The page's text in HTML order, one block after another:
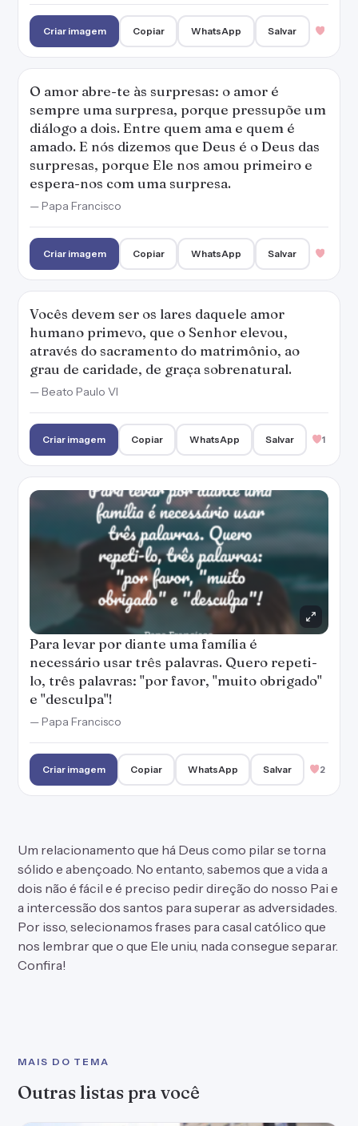
Criar imagem Copiar WhatsApp Salvar
O amor abre-te às surpresas: o amor é
sempre uma surpresa, porque pressupõe um
diálogo a dois. Entre quem ama e quem é
amado. E nós dizemos que Deus é o Deus das
surpresas, porque Ele nos amou primeiro e
espera-nos com uma surpresa.
— Papa Francisco
Criar imagem Copiar WhatsApp Salvar
Vocês devem ser os lares daquele amor
humano primevo, que o Senhor elevou,
através do sacramento do matrimônio, ao
grau de caridade, de graça sobrenatural.
— Beato Paulo VI
Criar imagem Copiar WhatsApp Salvar 1
Para levar por diante uma família é
necessário usar três palavras. Quero repeti-
lo, três palavras: "por favor, "muito obrigado"
e "desculpa"!
— Papa Francisco
Criar imagem Copiar WhatsApp Salvar 2
Um relacionamento que há Deus como pilar se torna
sólido e abençoado. No entanto, sabemos que a vida a
dois não é fácil e é preciso pedir direção do nosso Pai e
a intercessão dos santos para superar as adversidades.
Por isso, selecionamos frases para casal católico que
nos lembrar que o que Ele uniu, nada consegue separar.
Confira!
MAIS DO TEMA
Outras listas pra você